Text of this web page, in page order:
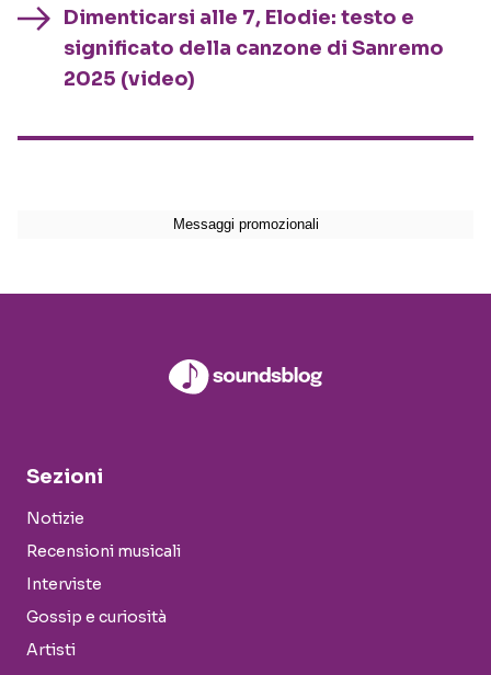
Dimenticarsi alle 7, Elodie: testo e
significato della canzone di Sanremo
2025 (video)
Sezioni
Notizie
Recensioni musicali
Interviste
Gossip e curiosità
Artisti